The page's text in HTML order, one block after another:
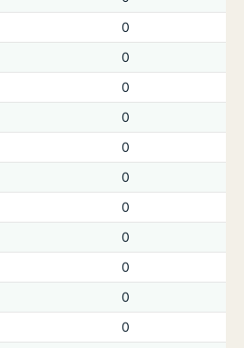
0
0
0
0
0
0
0
0
0
0
0